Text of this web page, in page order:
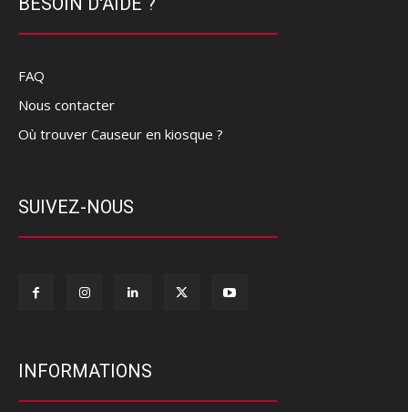
FAQ
Nous contacter
Où trouver Causeur en kiosque ?
SUIVEZ-NOUS
INFORMATIONS